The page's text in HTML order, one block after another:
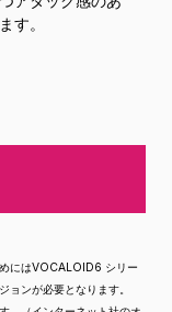
す。
にはVOCALOID6 シリー
ンが必要となります。